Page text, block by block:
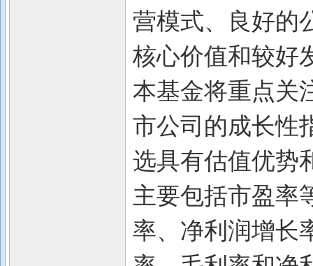
营模式、良好的
核心价值和较好
本基金将重点关
市公司的成长性
选具有估值优势
主要包括市盈率
率、净利润增长